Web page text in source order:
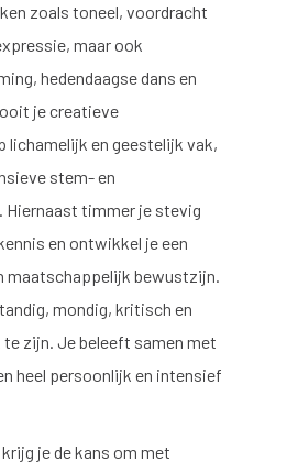
zoals toneel, voordracht
maar ook
hedendaagse dans en
je creatieve
lichamelijk en geestelijk vak,
stem- en
Hiernaast timmer je stevig
en ontwikkel je een
maatschappelijk bewustzijn.
mondig, kritisch en
zijn. Je beleeft samen met
heel persoonlijk en intensief
je de kans om met